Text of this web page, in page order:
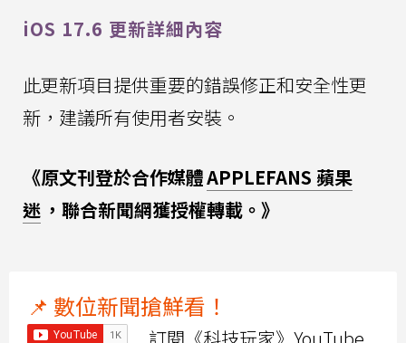
iOS 17.6 更新詳細內容
此更新項目提供重要的錯誤修正和安全性更
新，建議所有使用者安裝。
《原文刊登於合作媒體APPLEFANS 蘋果
迷 ，聯合新聞網獲授權轉載。》
📌 數位新聞搶鮮看！